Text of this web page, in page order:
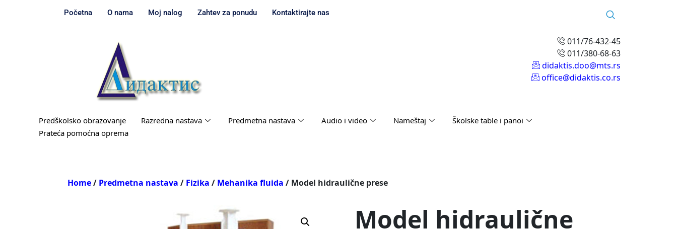
Početna O nama Moj nalog Zahtev za ponudu Kontaktirajte nas
011/76-432-45
011/380-68-63
didaktis.doo@mts.rs
office@didaktis.co.rs
Predškolsko obrazovanje Razredna nastava Predmetna nastava Audio i video Nameštaj
Školske table i panoi
Prateća pomoćna oprema
Home/ Predmetna nastava / Fizika / Mehanika fluida / Model hidraulične prese
Model hidraulične